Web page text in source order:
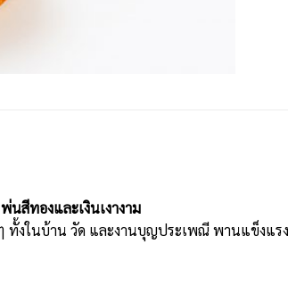
นสีทองและเงินเงางาม
ทั้งในบ้าน วัด และงานบุญประเพณี พานแข็งแ